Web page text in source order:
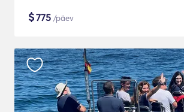
$775 /päev